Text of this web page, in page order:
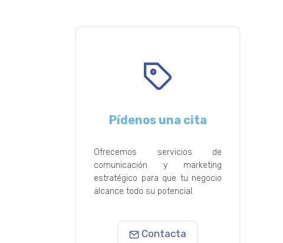
Pídenos una cita
Ofrecemos servicios de
comunicación y marketing
estratégico para que tu negocio
alcance todo su potencial.
Contacta